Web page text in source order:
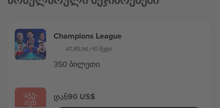
ᲐᲒᲕ-
ᲘᲕᲜ
Champions League
AT,RS,NL+10 მეტი
350 ბილეთი
დან90 US$